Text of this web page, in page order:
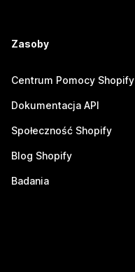
Zasoby
Centrum Pomocy Shopify
Dokumentacja API
Społeczność Shopify
Blog Shopify
Badania